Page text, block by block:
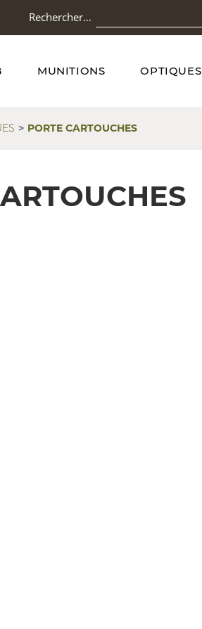
Rechercher…
MUNITIONS OPTIQUES
PORTE CARTOUCHES